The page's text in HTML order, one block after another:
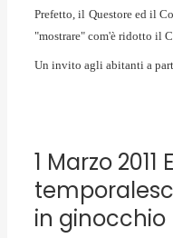
Prefetto, il Questore ed il
"mostrare" com'è ridotto il
Un invito agli abitanti a
1 Marzo
in ginocchio